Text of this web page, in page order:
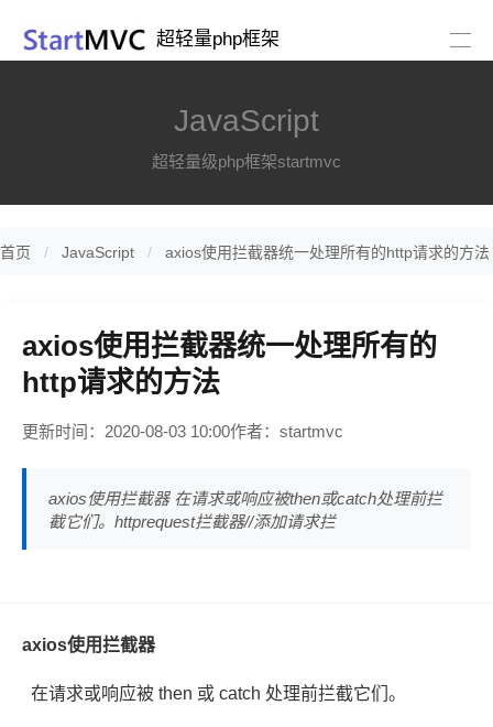
超轻量php框架
JavaScript
超轻量级php框架startmvc
首页 JavaScript axios使用拦截器统一处理所有的http请求的方法
axios使用拦截器统一处理所有的
http请求的方法
更新时间：2020-08-03 10:00作者：startmvc
axios使用拦截器 在请求或响应被then或catch处理前拦
截它们。httprequest拦截器//添加请求拦
axios使用拦截器
在请求或响应被 then 或 catch 处理前拦截它们。